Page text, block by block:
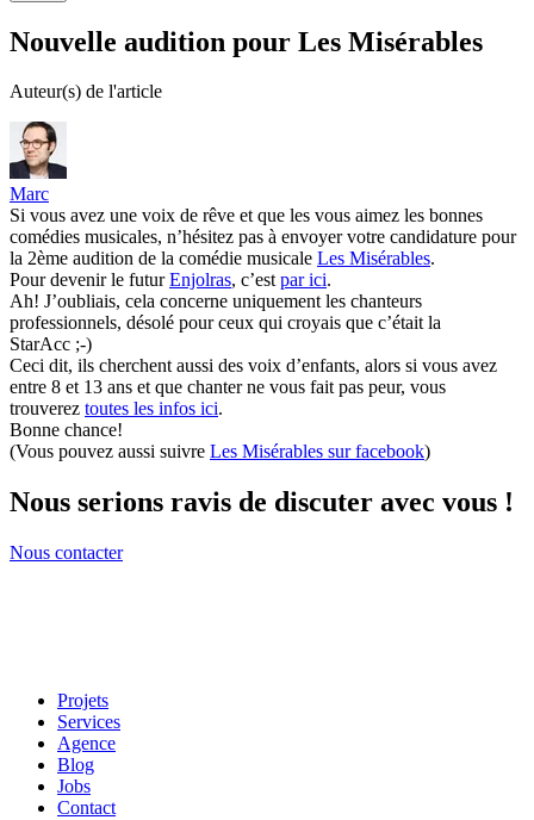
Nouvelle audition pour Les Misérables
Auteur(s) de l'article
Marc
Si vous avez une voix de rêve et que les vous aimez les bonnes
comédies musicales, n’hésitez pas à envoyer votre candidature pour
la 2ème audition de la comédie musicale Les Misérables.
Pour devenir le futurEnjolras, c’estpar ici.
Ah! J’oubliais, cela concerne uniquement les chanteurs
professionnels, désolé pour ceux qui croyais que c’était la
StarAcc ;-)
Ceci dit, ils cherchent aussi des voix d’enfants, alors si vous avez
entre 8 et 13 ans et que chanter ne vous fait pas peur, vous
trouverez toutes les infos ici.
Bonne chance!
(Vous pouvez aussi suivre Les Misérables sur facebook)
Nous serions ravis de discuter avec vous !
Nous contacter
Projets
Services
Agence
Blog
Jobs
Contact